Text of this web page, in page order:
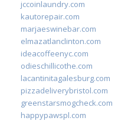
jccoinlaundry.com
kautorepair.com
marjaeswinebar.com
elmazatlanclinton.com
ideacoffeenyc.com
odieschillicothe.com
lacantinitagalesburg.com
pizzadeliverybristol.com
greenstarsmogcheck.com
happypawspl.com